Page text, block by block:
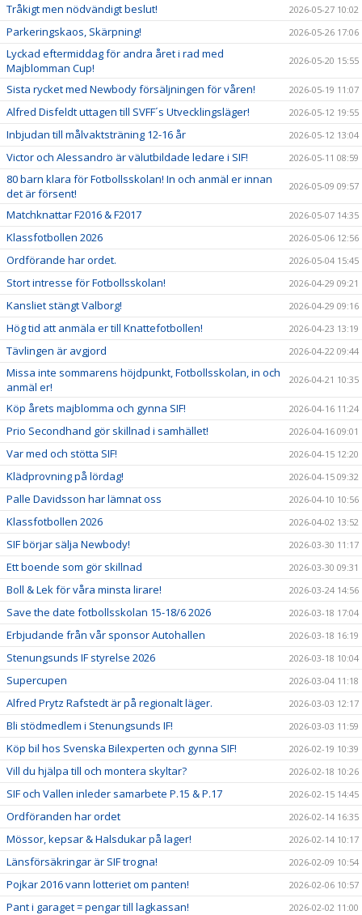
Tråkigt men nödvändigt beslut! 2026-05-27 10:02
Parkeringskaos, Skärpning! 2026-05-26 17:06
Lyckad eftermiddag för andra året i rad med
Majblomman Cup!
2026-05-20 15:55
Sista rycket med Newbody försäljningen för våren! 2026-05-19 11:07
Alfred Disfeldt uttagen till SVFF´s Utvecklingsläger! 2026-05-12 19:55
Inbjudan till målvaktsträning 12-16 år 2026-05-12 13:04
Victor och Alessandro är välutbildade ledare i SIF! 2026-05-11 08:59
80 barn klara för Fotbollsskolan! In och anmäl er innan
det är försent!
2026-05-09 09:57
Matchknattar F2016 & F2017 2026-05-07 14:35
Klassfotbollen 2026 2026-05-06 12:56
Ordförande har ordet. 2026-05-04 15:45
Stort intresse för Fotbollsskolan! 2026-04-29 09:21
Kansliet stängt Valborg! 2026-04-29 09:16
Hög tid att anmäla er till Knattefotbollen! 2026-04-23 13:19
Tävlingen är avgjord 2026-04-22 09:44
Missa inte sommarens höjdpunkt, Fotbollsskolan, in och
anmäl er!
2026-04-21 10:35
Köp årets majblomma och gynna SIF! 2026-04-16 11:24
Prio Secondhand gör skillnad i samhället! 2026-04-16 09:01
Var med och stötta SIF! 2026-04-15 12:20
Klädprovning på lördag! 2026-04-15 09:32
Palle Davidsson har lämnat oss 2026-04-10 10:56
Klassfotbollen 2026 2026-04-02 13:52
SIF börjar sälja Newbody! 2026-03-30 11:17
Ett boende som gör skillnad 2026-03-30 09:31
Boll & Lek för våra minsta lirare! 2026-03-24 14:56
Save the date fotbollsskolan 15-18/6 2026 2026-03-18 17:04
Erbjudande från vår sponsor Autohallen 2026-03-18 16:19
Stenungsunds IF styrelse 2026 2026-03-18 10:04
Supercupen 2026-03-04 11:18
Alfred Prytz Rafstedt är på regionalt läger. 2026-03-03 12:17
Bli stödmedlem i Stenungsunds IF! 2026-03-03 11:59
Köp bil hos Svenska Bilexperten och gynna SIF! 2026-02-19 10:39
Vill du hjälpa till och montera skyltar? 2026-02-18 10:26
SIF och Vallen inleder samarbete P.15 & P.17 2026-02-15 14:45
Ordföranden har ordet 2026-02-14 16:35
Mössor, kepsar & Halsdukar på lager! 2026-02-14 10:17
Länsförsäkringar är SIF trogna! 2026-02-09 10:54
Pojkar 2016 vann lotteriet om panten! 2026-02-06 10:57
Pant i garaget = pengar till lagkassan! 2026-02-02 11:00